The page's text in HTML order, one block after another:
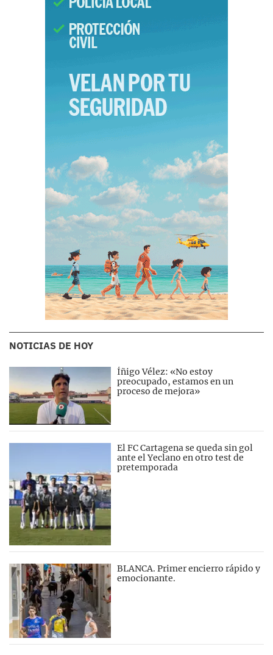
NOTICIAS DE HOY
Íñigo Vélez: «No estoy
preocupado, estamos en un
proceso de mejora»
El FC Cartagena se queda sin gol
ante el Yeclano en otro test de
pretemporada
BLANCA. Primer encierro rápido y
emocionante.